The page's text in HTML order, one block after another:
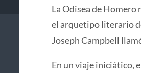
La Odisea de Homero
el arquetipo literario
Joseph Campbell
En un viaje iniciático,